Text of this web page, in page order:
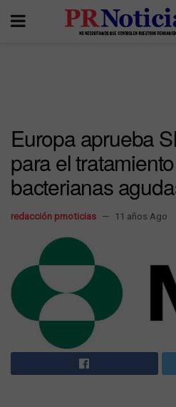
Europa aprueba
para el
bacterianas
redacción prnoticias 11 años Ago